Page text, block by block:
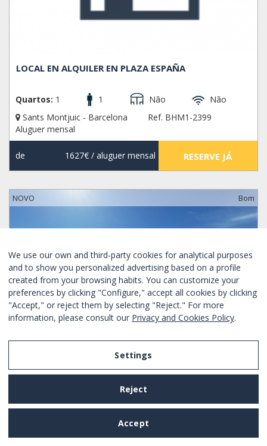
LOCAL EN ALQUILER EN PLAZA ESPAÑA
Quartos: 1 1 Não
Não
Sants Montjuic - Barcelona
Ref. BHM1-2399
Aluguer mensal
de 1627€/ aluguer mensal RESERVE JÁ
NOVO Bom
ÁTICO EN EL CENTRO DE BARCELONA
We use our own and third-party cookies for analytical purposes
and to show you personalized advertising based on a profile
created from your browsing habits. You can customize your
preferences by clicking "Configure," accept all cookies by clicking
"Accept," or reject them by selecting "Reject." For more
information, please consult our Privacy and Cookies Policy.
Settings
Reject
Accept